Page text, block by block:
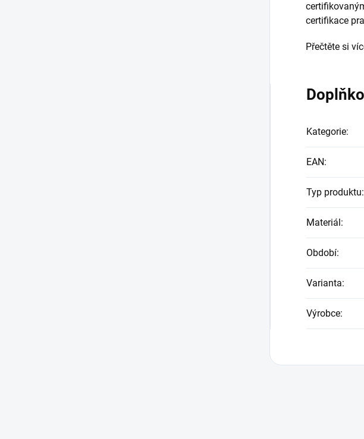
certifikace
Přečtěte si
Kategorie:
EAN:
Typ produktu:
Materiál:
Období:
Varianta:
Výrobce: